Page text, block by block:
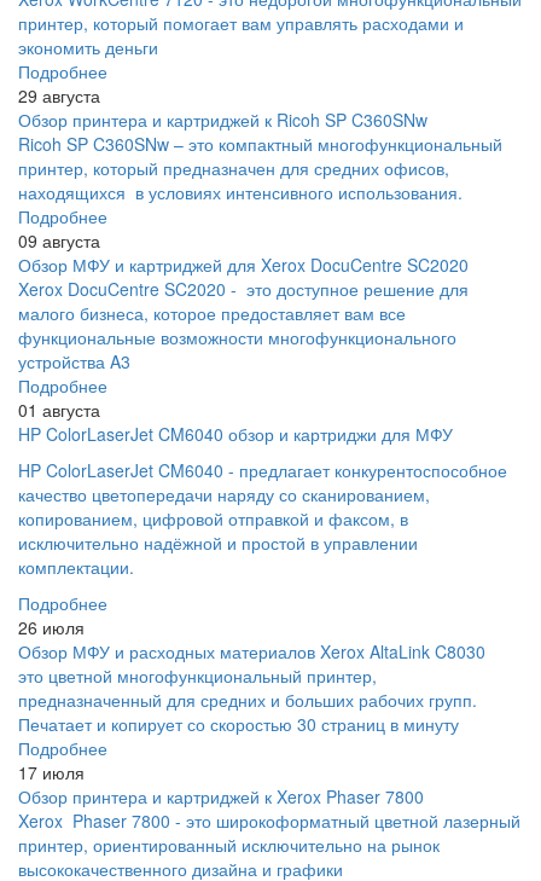
принтер, который помогает вам управлять расходами и
экономить деньги
Подробнее
29 августа
Обзор принтера и картриджей к Ricoh SP C360SNw
Ricoh SP C360SNw – это компактный многофункциональный
принтер, который предназначен для средних офисов,
находящихся в условиях интенсивного использования.
Подробнее
09 августа
Обзор МФУ и картриджей для Xerox DocuCentre SC2020
Xerox DocuCentre SC2020 - это доступное решение для
малого бизнеса, которое предоставляет вам все
функциональные возможности многофункционального
устройства A3
Подробнее
01 августа
HP ColorLaserJet CM6040 обзор и картриджи для МФУ
HP ColorLaserJet CM6040 - предлагает конкурентоспособное
качество цветопередачи наряду со сканированием,
копированием, цифровой отправкой и факсом, в
исключительно надёжной и простой в управлении
комплектации.
Подробнее
26 июля
Обзор МФУ и расходных материалов Xerox AltaLink C8030
это цветной многофункциональный принтер,
предназначенный для средних и больших рабочих групп.
Печатает и копирует со скоростью 30 страниц в минуту
Подробнее
17 июля
Обзор принтера и картриджей к Xerox Phaser 7800
Xerox Phaser 7800 - это широкоформатный цветной лазерный
принтер, ориентированный исключительно на рынок
высококачественного дизайна и графики